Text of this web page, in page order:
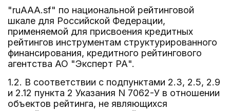
"ruAAA.sf" по национальной рейтинговой
шкале для Российской Федерации,
применяемой для присвоения кредитных
рейтингов инструментам структурированного
финансирования, кредитного рейтингового
агентства АО "Эксперт РА".
1.2. В соответствии с подпунктами 2.3, 2.5, 2.9
и 2.12 пункта 2 Указания N 7062-У в отношении
объектов рейтинга, не являющихся